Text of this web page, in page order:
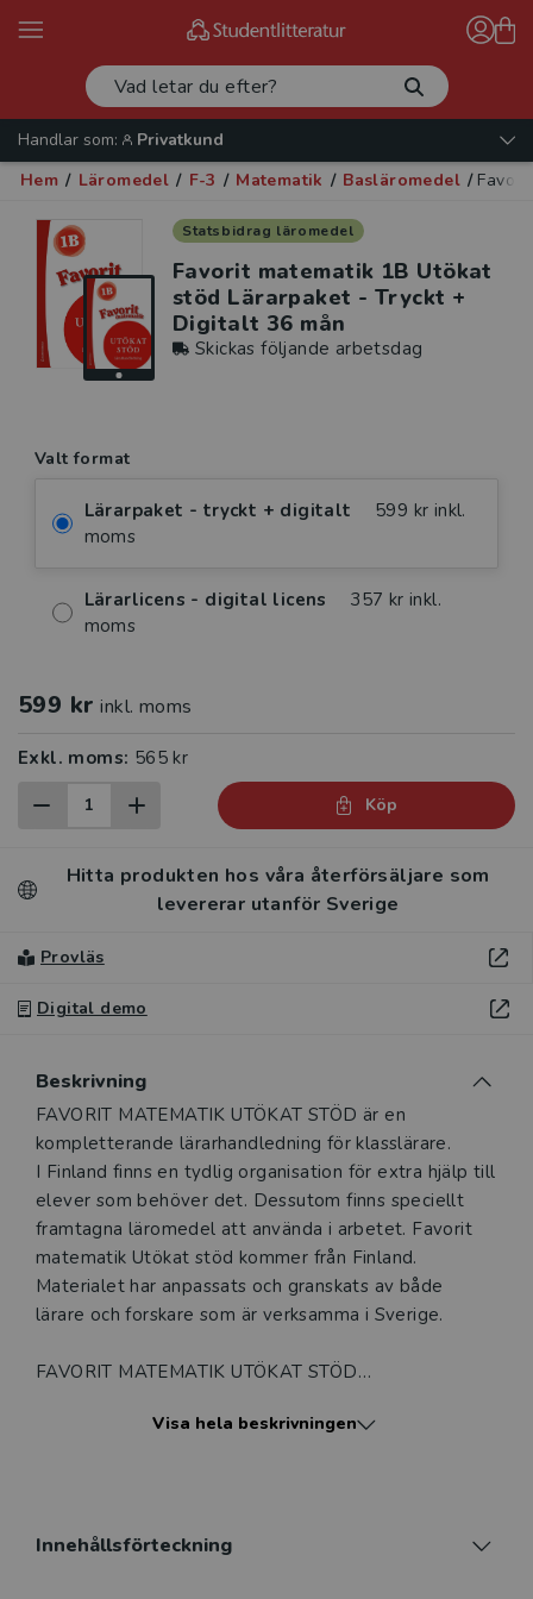
Handlar som:
Privatkund
Hem / Läromedel / F-3 / Matematik / Basläromedel /
Statsbidrag läromedel
Favorit matematik 1B Utökat
stöd Lärarpaket - Tryckt +
Digitalt 36 mån
Skickas följande arbetsdag
Valt format
Lärarpaket - tryckt + digitalt
599 kr inkl.
moms
Lärarlicens - digital licens
357 kr inkl.
moms
599 kr inkl. moms
Exkl. moms: 565 kr
Köp
Hitta produkten hos våra återförsäljare som
levererar utanför Sverige
Provläs
Digital demo
Beskrivning
Beskrivning
FAVORIT MATEMATIK UTÖKAT STÖD är en
kompletterande lärarhandledning för klasslärare.
I Finland finns en tydlig organisation för extra hjälp till
elever som behöver det. Dessutom finns speciellt
framtagna läromedel att använda i arbetet. Favorit
matematik Utökat stöd kommer från Finland.
Materialet har anpassats och granskats av både
lärare och forskare som är verksamma i Sverige.
FAVORIT MATEMATIK UTÖKAT STÖD
LÄRARHANDLEDNING
matematik Utökat stöd finns förutom förslag på olika
Visa hela beskrivningen
Innehållsförteckning